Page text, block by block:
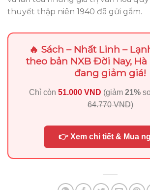
thuyết thập niên 1940 đã gửi gắm.
🔥 Sách – Nhất Linh –
theo bản NXB Đời Nay, Hà
đang giảm giá!
Chỉ còn 51.000 VND (giảm 21%
64.770 VND)
👉 Xem chi tiết & Mua